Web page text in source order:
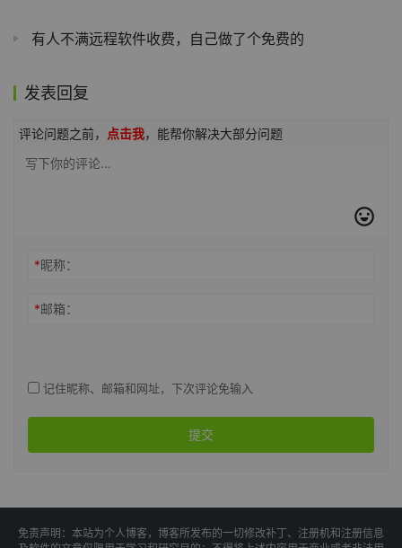
有人不满远程软件收费，自己做了个免费的
发表回复
评论问题之前， 点击我，能帮你解决大部分问题
*昵称：
*邮箱：
记住昵称、邮箱和网址，下次评论免输入
提交
免责声明：本站为个人博客，博客所发布的一切修改补丁、注册机和注册信息